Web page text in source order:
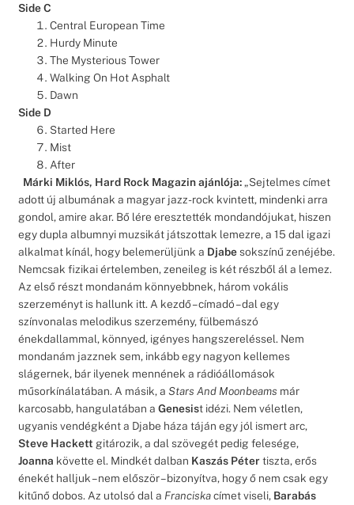
Side C
Central European Time
Hurdy Minute
The Mysterious Tower
Walking On Hot Asphalt
Dawn
Side D
Started Here
Mist
After
Márki Miklós, Hard Rock Magazin ajánlója:„Sejtelmes címet
adott új albumának a magyar jazz-rock kvintett, mindenki arra
gondol, amire akar. Bő lére eresztették mondandójukat, hiszen
egy dupla albumnyi muzsikát játszottak lemezre, a 15 dal igazi
alkalmat kínál, hogy belemerüljünk a Djabesokszínű zenéjébe.
Nemcsak fizikai értelemben, zeneileg is két részből ál a lemez.
Az első részt mondanám könnyebbnek, három vokális
szerzeményt is hallunk itt. A kezdő – címadó – dal egy
színvonalas melodikus szerzemény, fülbemászó
énekdallammal, könnyed, igényes hangszereléssel. Nem
mondanám jazznek sem, inkább egy nagyon kellemes
slágernek, bár ilyenek mennének a rádióállomások
műsorkínálatában. A másik, a Stars And Moonbeams már
karcosabb, hangulatában a Genesist idézi. Nem véletlen,
ugyanis vendégként a Djabe háza táján egy jól ismert arc,
Steve Hackett gitározik, a dal szövegét pedig felesége,
Joanna követte el. Mindkét dalban Kaszás Pétertiszta, erős
énekét halljuk – nem először – bizonyítva, hogy ő nem csak egy
kitűnő dobos. Az utolsó dal a Franciskacímet viseli, Barabás